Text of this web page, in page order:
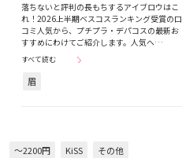
落ちないと評判の長もちするアイブロウはこ
れ！2026上半期ベスコスランキング受賞の口
コミ人気から、プチプラ・デパコスの最新お
すすめにわけてご紹介します。人気ヘ…
すべて読む
眉
～2200円 KiSS その他